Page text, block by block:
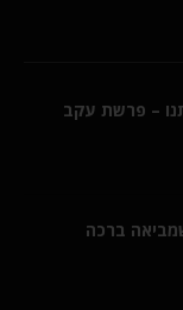
– פרשת עקב
ברכה